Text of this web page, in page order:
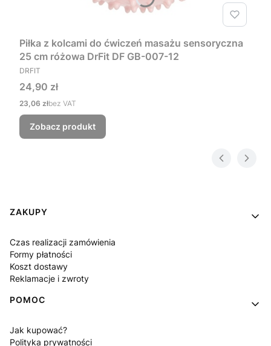
Piłka z kolcami do ćwiczeń masażu sensoryczna
25 cm różowa DrFit DF GB-007-12
PRODUCENT
DRFIT
Cena
24,90 zł
Cena
23,06 złbez VAT
Zobacz produkt
Linki w stopce
ZAKUPY
Czas realizacji zamówienia
Formy płatności
Koszt dostawy
Reklamacje i zwroty
POMOC
Jak kupować?
Polityka prywatności